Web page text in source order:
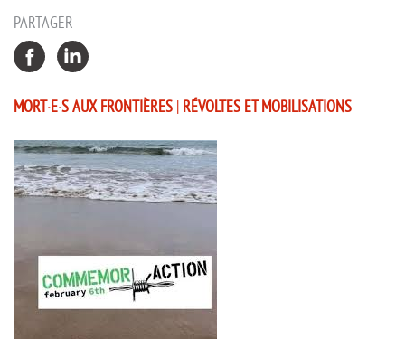
PARTAGER
MORT·E·S AUX FRONTIÈRES | RÉVOLTES ET MOBILISATIONS